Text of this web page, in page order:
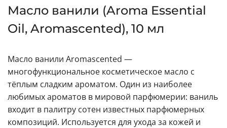
Масло ванили (Aroma Essential
Oil, Aromascented), 10 мл
Масло ванили Aromascented —
многофункциональное косметическое масло с
тёплым сладким ароматом. Один из наиболее
любимых ароматов в мировой парфюмерии: ваниль
входит в палитру сотен известных парфюмерных
композиций. Используется для ухода за кожей и